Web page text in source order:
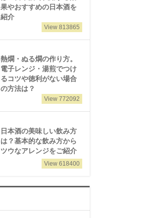
果やおすすめの日本酒を
紹介
View 813865
熱燗・ぬる燗の作り方。
電子レンジ・湯煎でつけ
るコツや徳利がない場合
の方法は？
View 772092
日本酒の美味しい飲み方
は？基本的な飲み方から
ツウなアレンジをご紹介
View 618400